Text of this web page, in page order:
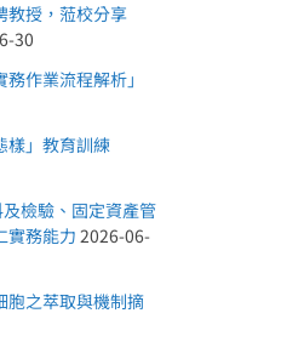
教授，蒞校分享
30
作業流程解析」
樣」教育訓練
檢驗、固定資產管
實務能力2026-06-
胞之萃取與機制摘